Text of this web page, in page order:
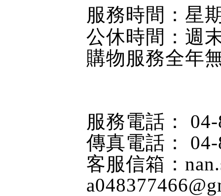
服務時間：星
公休時間：週
購物服務全年
服務電話：
傳真電話：
客服信箱：